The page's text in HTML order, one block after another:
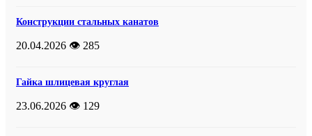
Конструкции стальных канатов
20.04.2026 👁️ 285
Гайка шлицевая круглая
23.06.2026 👁️ 129